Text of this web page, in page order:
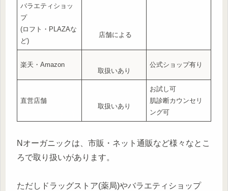
バラエティショッ
プ
(ロフト・PLAZAな
ど)
店舗による
楽天・Amazon
取扱いあり
公式ショップ有り
直営店舗
取扱いあり
お試し可
肌診断カウンセリ
ング可
Nオーガニックは、市販・ネット通販など様々なとこ
ろで取り扱いがあります。
ただしドラッグストア(薬局)やバラエティショップ